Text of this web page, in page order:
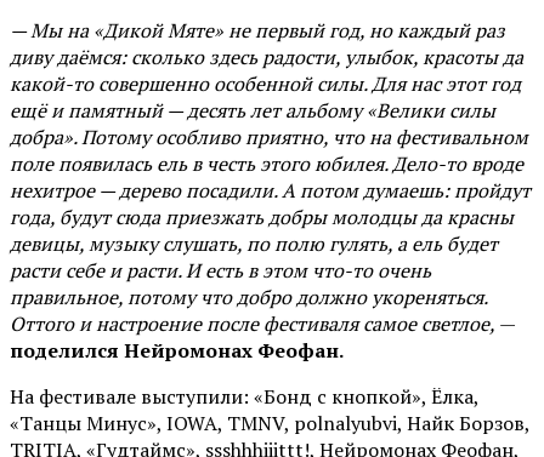
— Мы на «Дикой Мяте» не первый год, но каждый раз
диву даёмся: сколько здесь радости, улыбок, красоты да
какой-то совершенно особенной силы. Для нас этот год
ещё и памятный — десять лет альбому «Велики силы
добра». Потому особливо приятно, что на фестивальном
поле появилась ель в честь этого юбилея. Дело-то вроде
нехитрое — дерево посадили. А потом думаешь: пройдут
года, будут сюда приезжать добры молодцы да красны
девицы, музыку слушать, по полю гулять, а ель будет
расти себе и расти. И есть в этом что-то очень
правильное, потому что добро должно укореняться.
Оттого и настроение после фестиваля самое светлое, —
поделился Нейромонах Феофан.
На фестивале выступили: «Бонд с кнопкой», Ёлка,
«Танцы Минус», IOWA, TMNV, polnalyubvi, Найк Борзов,
TRITIA, «Гудтаймс», ssshhhiiittt!, Нейромонах Феофан,